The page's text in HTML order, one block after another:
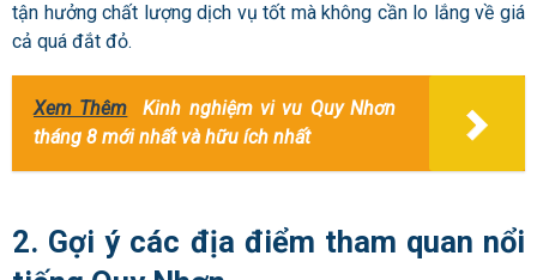
tận hưởng chất lượng dịch vụ tốt mà không cần lo lắng về giá
cả quá đắt đỏ.
Xem Thêm
Kinh nghiệm vi vu Quy Nhơn
tháng 8 mới nhất và hữu ích nhất
2. Gợi ý các địa điểm tham quan nổi